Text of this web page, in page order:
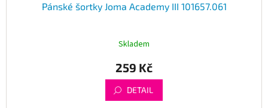
Pánské šortky Joma Academy III 101657.061
Skladem
259 Kč
DETAIL